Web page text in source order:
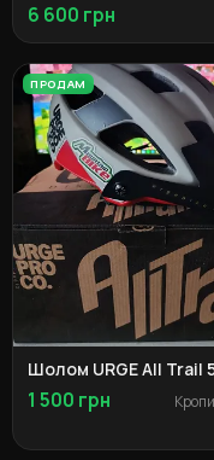
6 600 грн
ПРОДАМ
Шолом URGE All Trail
1 500 грн